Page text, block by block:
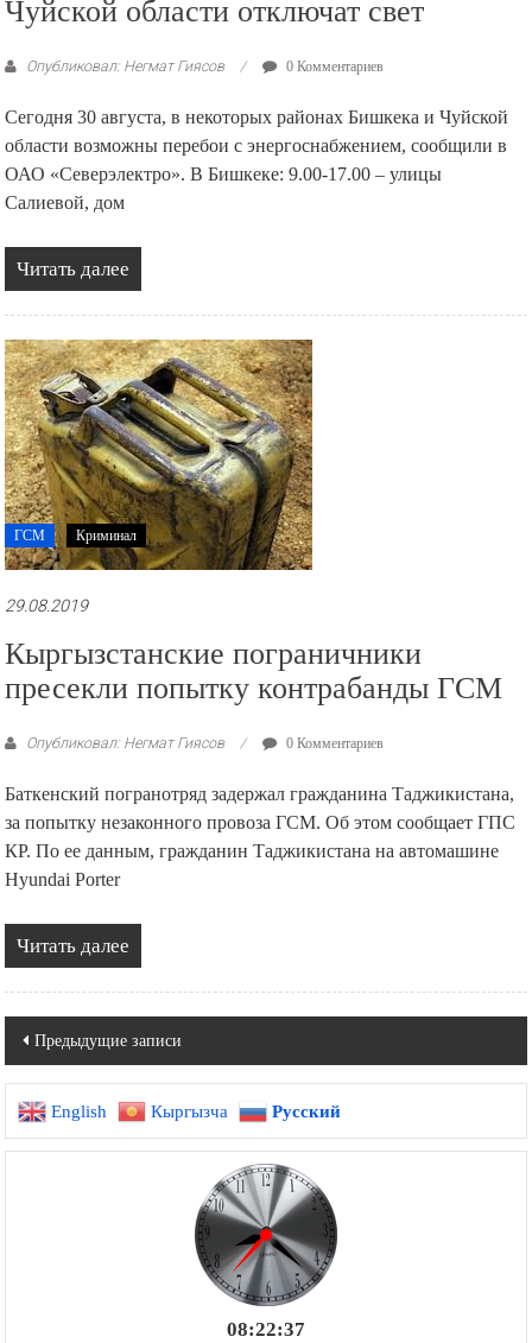
Чуйской области отключат свет
Опубликовал: Негмат Гиясов 0 Комментариев
Сегодня 30 августа, в некоторых районах Бишкека и Чуйской
области возможны перебои с энергоснабжением, сообщили в
ОАО «Северэлектро». В Бишкеке: 9.00-17.00 – улицы
Салиевой, дом
Читать далее
ГСМ Криминал
29.08.2019
Кыргызстанские пограничники
пресекли попытку контрабанды ГСМ
Опубликовал: Негмат Гиясов 0 Комментариев
Баткенский погранотряд задержал гражданина Таджикистана,
за попытку незаконного провоза ГСМ. Об этом сообщает ГПС
КР. По ее данным, гражданин Таджикистана на автомашине
Hyundai Porter
Читать далее
Навигация
по
записям
Предыдущие записи
English Кыргызча Русский
08:22:38